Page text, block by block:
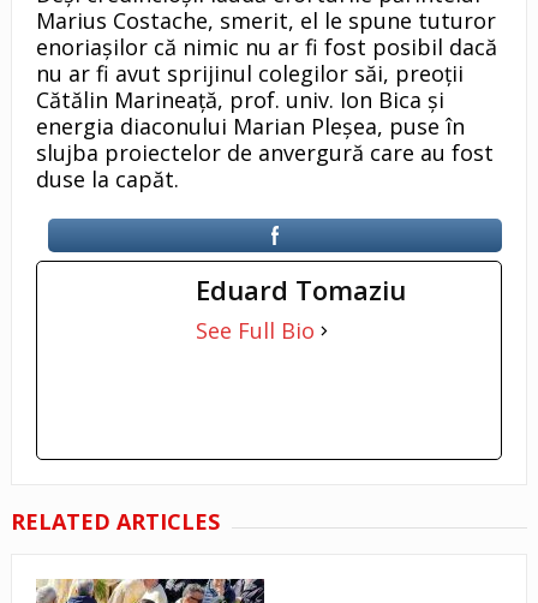
Marius Costache, smerit, el le spune tuturor
enoriaşilor că nimic nu ar fi fost posibil dacă
nu ar fi avut sprijinul colegilor săi, preoţii
Cătălin Marineaţă, prof. univ. Ion Bica şi
energia diaconului Marian Pleşea, puse în
slujba proiectelor de anvergură care au fost
duse la capăt.
Eduard Tomaziu
See Full Bio
RELATED ARTICLES